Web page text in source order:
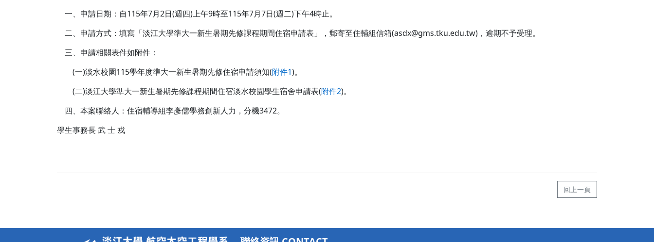
一、申請日期：自115年7月2日(週四)上午9時至115年7月7日(週二)下午4時止。
二、申請方式：填寫「淡江大學準大一新生暑期先修課程期間住宿申請表」，郵寄至住輔組信箱(asdx@gms.tku.edu.tw)，逾期不予受理。
三、申請相關表件如附件：
(一)淡水校園115學年度準大一新生暑期先修住宿申請須知(附件1)。
(二)淡江大學準大一新生暑期先修課程期間住宿淡水校園學生宿舍申請表(附件2)。
四、本案聯絡人：住宿輔導組李彥儒學務創新人力，分機3472。
學生事務長 武 士 戎
回上一頁